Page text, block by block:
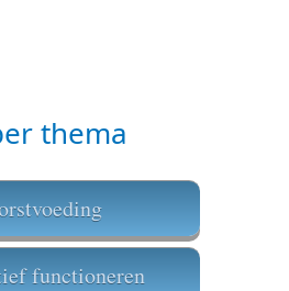
thema
functioneren